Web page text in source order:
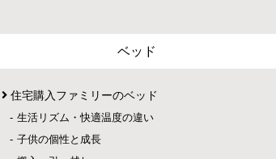
ベッド
住宅購入ファミリーのベッド
生活リズム・快適温度の違い
子供の個性と成長